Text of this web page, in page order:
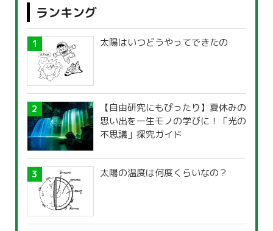
ランキング
太陽はいつどうやってできたの
【自由研究にもぴったり】夏休みの
思い出を一生モノの学びに！「光の
不思議」探究ガイド
太陽の温度は何度くらいなの？